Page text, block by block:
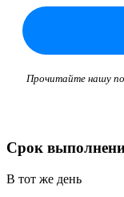
Прочитайте нашу
Срок
В тот же день